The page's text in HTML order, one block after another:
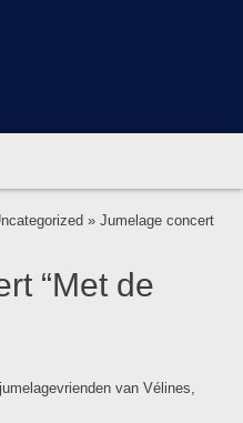
» Jumelage concert
“Met de
van Vélines,